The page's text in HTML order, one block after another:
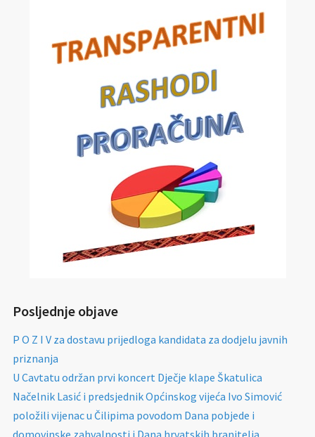
Posljednje objave
P O Z I V za dostavu prijedloga kandidata za dodjelu javnih
priznanja
U Cavtatu održan prvi koncert Dječje klape Škatulica
Načelnik Lasić i predsjednik Općinskog vijeća Ivo Simović
položili vijenac u Čilipima povodom Dana pobjede i